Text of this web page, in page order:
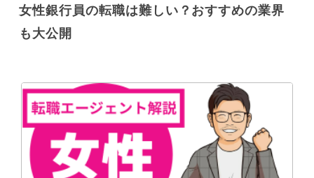
女性銀行員の転職は難しい？おすすめの業界
も大公開